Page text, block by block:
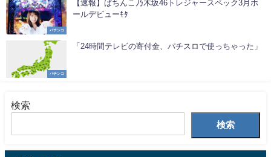
パチンコ
【速報】ぱちんこ乃木坂46トレジャースペック3月ホ
ールデビューｷﾀ
パチンコ
「24時間テレビの寄付金、パチスロで使っちゃった」
検索
検索